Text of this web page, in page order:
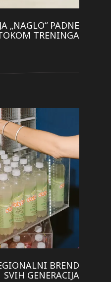
„NAGLO“ PADNE
TRENINGA
BREND
SVIH GENERACIJA